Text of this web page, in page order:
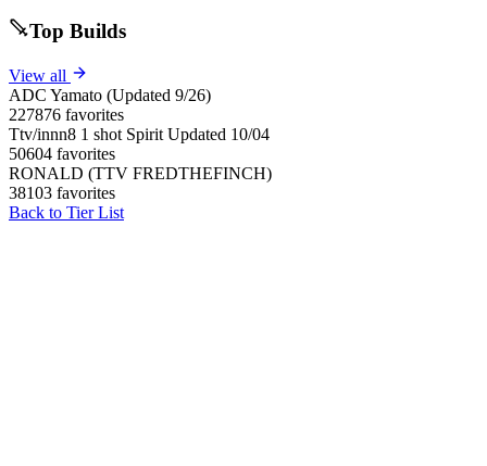
Top Builds
View all
ADC Yamato (Updated 9/26)
227876 favorites
Ttv/innn8 1 shot Spirit Updated 10/04
50604 favorites
RONALD (TTV FREDTHEFINCH)
38103 favorites
Back to Tier List